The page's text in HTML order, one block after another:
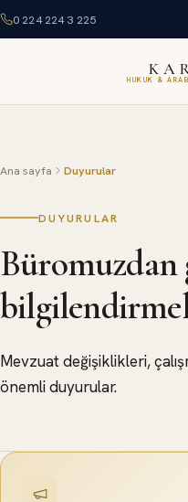
0 224 224 3 225
HUKUK &
Ana sayfa Duyurular
DUYURULAR
Büromuzdan
Mevzuat değişiklikleri,
önemli duyurular.